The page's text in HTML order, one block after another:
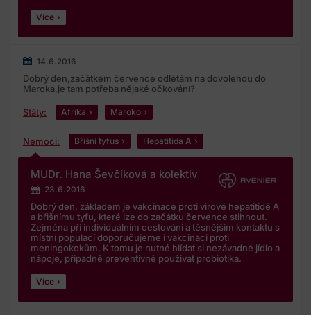
Více
14.6.2016
Dobrý den,začátkem července odlétám na dovolenou do
Maroka,je tam potřeba nějaké očkování?
Státy: Afrika Maroko
Nemoci: Břišní tyfus Hepatitida A
MUDr. Hana Ševčíková a kolektiv
23.6.2016
Dobrý den, základem je vakcinace proti virové hepatitidě A
a břišnímu tyfu, které lze do začátku července stihnout.
Zejména při individuálním cestování a těsnějším kontaktu s
místní populací doporučujeme i vakcinaci proti
meningokokům. K tomu je nutné hlídat si nezávadné jídlo a
nápoje, případně preventivně používat probiotika.
Více